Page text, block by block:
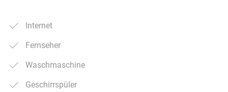
Internet
Fernseher
Waschmaschine
Geschirrspüler